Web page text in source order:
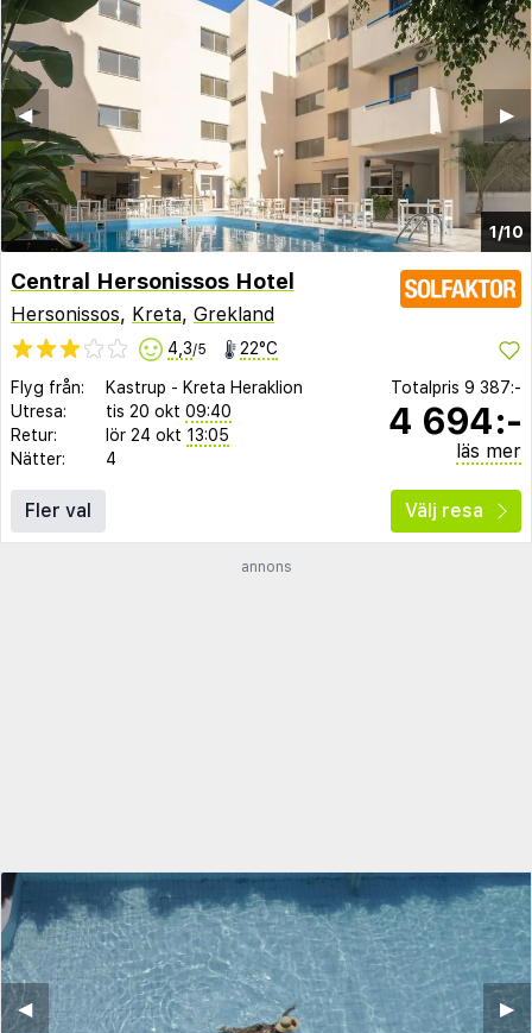
1/10
▶︎
◀︎
Central Hersonissos Hotel
Hersonissos, Kreta, Grekland
4,3/5 22°C
Flyg från: Kastrup - Kreta Heraklion
Utresa:
tis 20 okt 09:40
Retur:
lör 24 okt 13:05
Nätter:
4
Totalpris 9 387:-
4 694:-
läs mer
Fler val Välj resa
annons
▶︎
◀︎